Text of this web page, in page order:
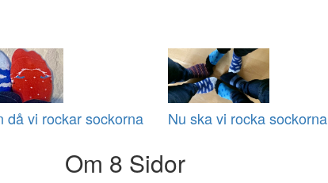
då vi rockar sockorna Nu ska vi rocka sockorna
Om 8 Sidor